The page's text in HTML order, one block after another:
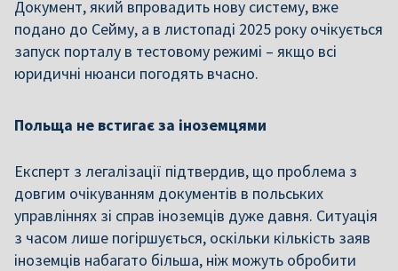
Документ, який впровадить нову систему, вже
подано до Сейму, а в листопаді 2025 року очікується
запуск порталу в тестовому режимі – якщо всі
юридичні нюанси погодять вчасно.
Польща не встигає за іноземцями
Експерт з легалізації підтвердив, що проблема з
довгим очікуванням документів в польських
управліннях зі справ іноземців дуже давня. Ситуація
з часом лише погіршується, оскільки кількість заяв
іноземців набагато більша, ніж можуть обробити